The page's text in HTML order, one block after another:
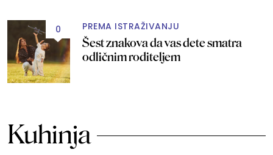
0 PREMA ISTRAŽIVANJU
Šest znakova da vas dete smatra
odličnim roditeljem
Kuhinja